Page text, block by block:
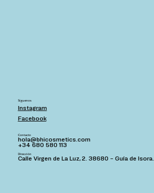
Síguenos
Instagram
Facebook
Contacto
hola@bhicosmetics.com
+34 680 580 113
Dirección
Calle Virgen de La Luz, 2. 38680 – Guía de Isora.